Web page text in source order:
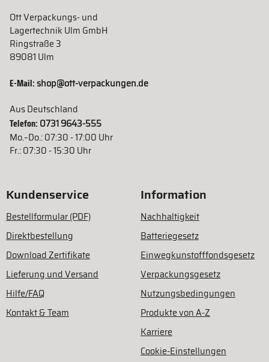
Ott Verpackungs- und
Lagertechnik Ulm GmbH
Ringstraße 3
89081 Ulm
E-Mail:shop@ott-verpackungen.de
Aus Deutschland
Telefon: 0731 9643-555
Mo.–Do.: 07:30 - 17:00 Uhr
Fr.: 07:30 - 15:30 Uhr
Kundenservice
Bestellformular (PDF)
Direktbestellung
Download Zertifikate
Lieferung und Versand
Hilfe/FAQ
Kontakt & Team
Information
Nachhaltigkeit
Batteriegesetz
Einwegkunstofffondsgesetz
Verpackungsgesetz
Nutzungsbedingungen
Produkte von A-Z
Karriere
Cookie-Einstellungen